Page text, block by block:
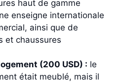
haut de gamme
enseigne internationale
ainsi que de
et chaussures
(200 USD) : le
était meublé, mais il